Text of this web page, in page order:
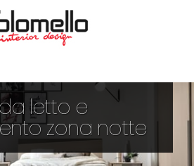
letto e
zona notte